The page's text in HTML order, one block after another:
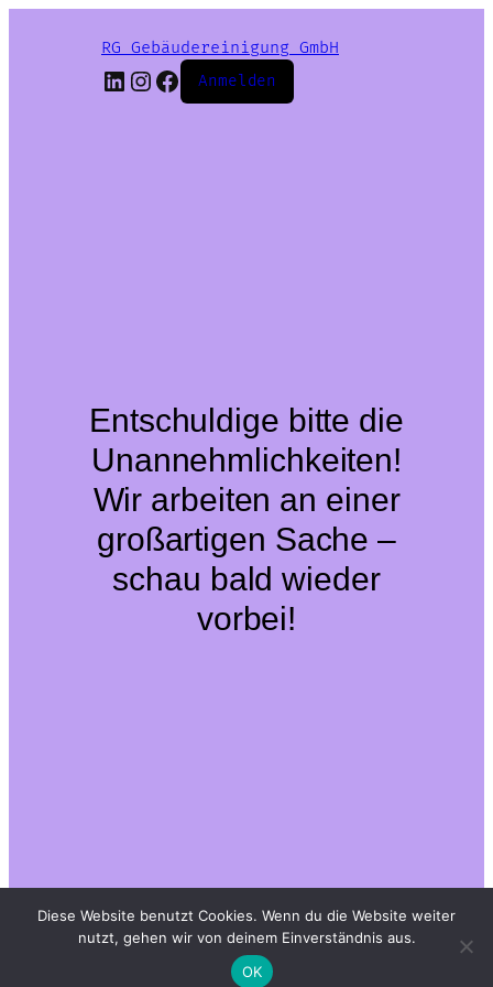
RG Gebäudereinigung GmbH
LinkedIn
Instagram
Facebook
Anmelden
Entschuldige bitte die
Unannehmlichkeiten!
Wir arbeiten an einer
großartigen Sache –
schau bald wieder
vorbei!
Diese Website benutzt Cookies. Wenn du die Website weiter
nutzt, gehen wir von deinem Einverständnis aus.
OK